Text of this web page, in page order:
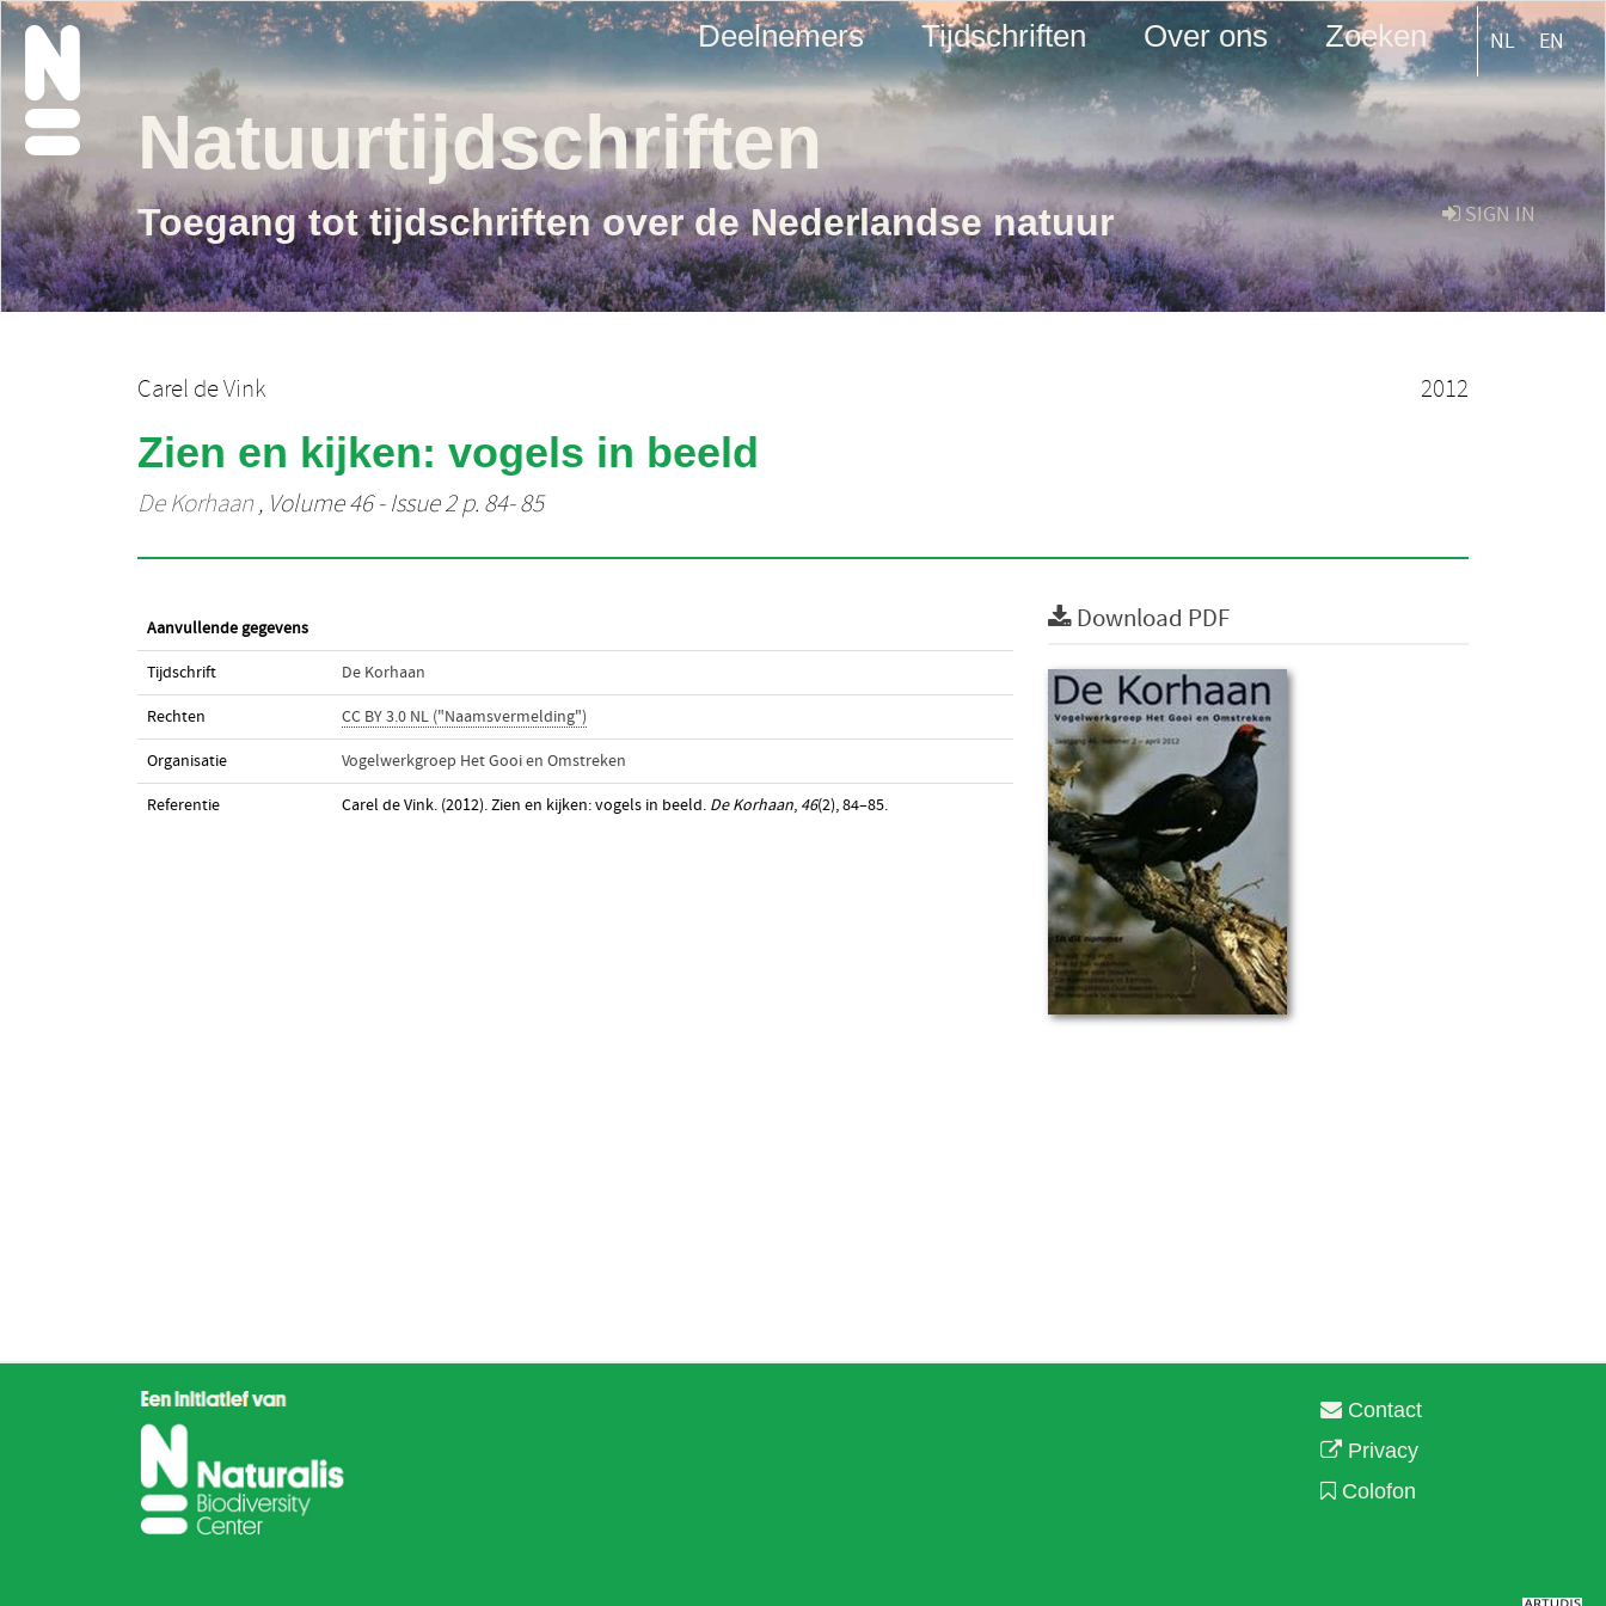
Deelnemers Tijdschriften Over ons Zoeken NL EN
SIGN IN
Natuurtijdschriften
Toegang tot tijdschriften over de Nederlandse natuur
Carel de Vink 2012
Zien en kijken: vogels in beeld
De Korhaan, Volume 46 - Issue 2 p. 84- 85
Aanvullende gegevens
Tijdschrift De Korhaan
Rechten CC BY 3.0 NL ("Naamsvermelding")
Organisatie Vogelwerkgroep Het Gooi en Omstreken
Referentie Carel de Vink. (2012). Zien en kijken: vogels in beeld. De Korhaan, 46(2), 84–85.
Download PDF
Contact
Privacy
Colofon